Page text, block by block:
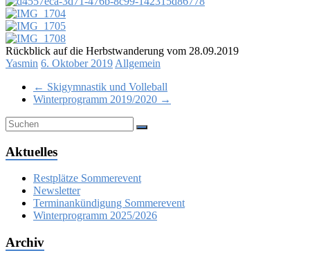
Rückblick auf die Herbstwanderung vom 28.09.2019
Yasmin 6. Oktober 2019 Allgemein
← Skigymnastik und Volleball
Winterprogramm 2019/2020 →
Aktuelles
Restplätze Sommerevent
Newsletter
Terminankündigung Sommerevent
Winterprogramm 2025/2026
Archiv